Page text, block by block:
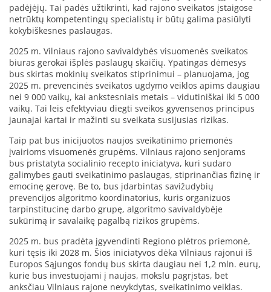
padėjėjų. Tai padės užtikrinti, kad rajono sveikatos įstaigose
netrūktų kompetentingų specialistų ir būtų galima pasiūlyti
kokybiškesnes paslaugas.
2025 m. Vilniaus rajono savivaldybės visuomenės sveikatos
biuras gerokai išplės paslaugų skaičių. Ypatingas dėmesys
bus skirtas mokinių sveikatos stiprinimui – planuojama, jog
2025 m. prevencinės sveikatos ugdymo veiklos apims daugiau
nei 9 000 vaikų, kai ankstesniais metais – vidutiniškai iki 5 000
vaikų. Tai leis efektyviau diegti sveikos gyvensenos principus
jaunajai kartai ir mažinti su sveikata susijusias rizikas.
Taip pat bus inicijuotos naujos sveikatinimo priemonės
įvairioms visuomenės grupėms. Vilniaus rajono senjorams
bus pristatyta socialinio recepto iniciatyva, kuri sudaro
galimybes gauti sveikatinimo paslaugas, stiprinančias fizinę ir
emocinę gerovę. Be to, bus įdarbintas savižudybių
prevencijos algoritmo koordinatorius, kuris organizuos
tarpinstitucinę darbo grupę, algoritmo savivaldybėje
sukūrimą ir savalaikę pagalbą rizikos grupėms.
2025 m. bus pradėta įgyvendinti Regiono plėtros priemonė,
kuri tęsis iki 2028 m. Šios iniciatyvos dėka Vilniaus rajonui iš
Europos Sąjungos fondų bus skirta daugiau nei 1,2 mln. eurų,
kurie bus investuojami į naujas, mokslu pagrįstas, bet
anksčiau Vilniaus rajone nevykdytas, sveikatinimo veiklas.